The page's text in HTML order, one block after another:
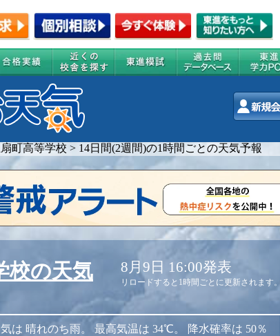
町高等学校 > 14日間(2週間)の1時間ごとの天気予報
校の天気 8月9日 16:00発表
リロードすると1時間ごとに更新されます。
は 晴れのち雨。 最高気温は 34℃。 降水確率は 50％